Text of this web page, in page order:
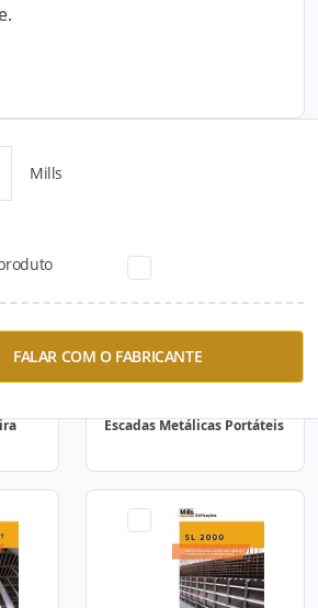
Mills
FALAR COM O FABRICANTE
para Download
Escadas Metálicas Portáteis